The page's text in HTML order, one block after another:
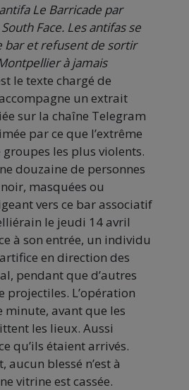
Le Barricade par
Face. Les antifas se
bar et refusent de sortir
à jamais
le texte chargé de
un extrait
sur la chaîne Telegram
par ce que l’extrême
les plus violents.
douzaine de personnes
masquées ou
vers ce bar associatif
le jeudi 14 avril
à son entrée, un individu
en direction des
pendant que d’autres
projectiles. L’opération
minute, avant que les
les lieux. Aussi
qu’ils étaient arrivés.
blessé n’est à
vitrine est cassée.